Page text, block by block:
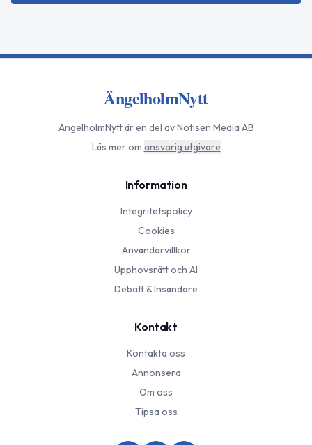
ÄngelholmNytt
ÄngelholmNyttär en del av Notisen Media AB
Läs mer om ansvarig utgivare
Information
Integritetspolicy
Cookies
Användarvillkor
Upphovsrätt och AI
Debatt & Insändare
Kontakt
Kontakta oss
Annonsera
Om oss
Tipsa oss